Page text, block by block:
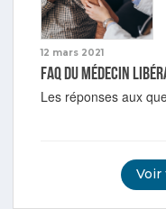
12 mars 2021
FAQ du médecin
Les réponses aux
Voir